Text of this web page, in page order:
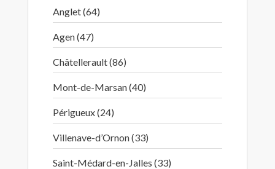
Anglet (64)
Agen (47)
Châtellerault (86)
Mont-de-Marsan (40)
Périgueux (24)
Villenave-d’Ornon (33)
Saint-Médard-en-Jalles (33)